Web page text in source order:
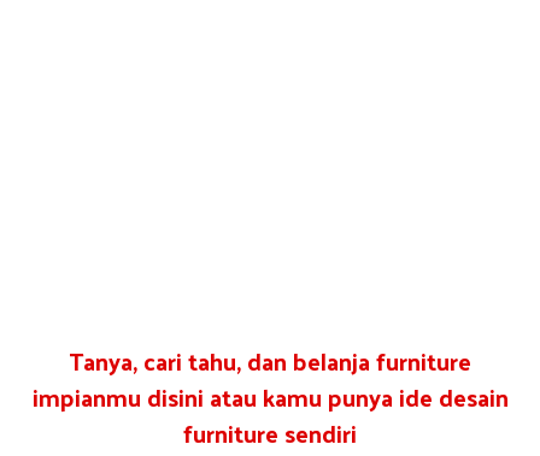
Tanya, cari tahu, dan belanja furniture
impianmu disini atau kamu punya ide desain
furniture sendiri